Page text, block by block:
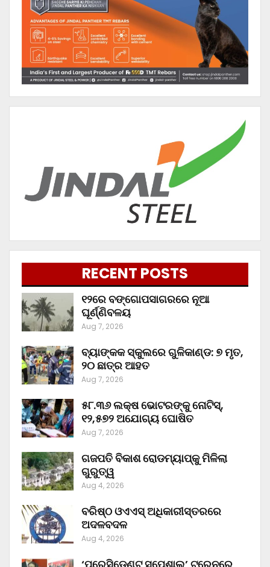
RECENT POSTS
୧୨ରେ ବଙ୍ଗୋପସାଗରରେ ନୂଆ
ଘୂର୍ଣ୍ଣିବଳୟ
Aug 7, 2026
ବ୍ୟାଙ୍କକ ସ୍କୁଲରେ ଗୁଳିକାଣ୍ଡ: ୭ ମୃତ,
୨୦ ଛାତ୍ର ଆହତ
Aug 7, 2026
୫୮.୩୬ ଲକ୍ଷ ଭୋଟରଙ୍କୁ ନୋଟିସ୍‌,
୧୨,୫୭୨ ଅଯୋଗ୍ୟ ଘୋଷିତ
Aug 7, 2026
ଗଜପତି ବିକାଶ ରୋଡମ୍ୟାପ୍‌କୁ ମିଳିଲା
ଗୁରୁତ୍ୱ
Aug 4, 2026
ବରିଷ୍ଠ ଓଏଏସ୍‌ ଅଧିକାରୀସ୍ତରରେ
ଅଦଳବଦଳ
Aug 4, 2026